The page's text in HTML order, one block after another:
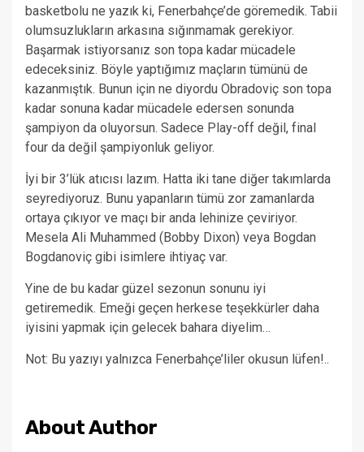
basketbolu ne yazık ki, Fenerbahçe’de göremedik. Tabii
olumsuzlukların arkasına sığınmamak gerekiyor.
Başarmak istiyorsanız son topa kadar mücadele
edeceksiniz. Böyle yaptığımız maçların tümünü de
kazanmıştık. Bunun için ne diyordu Obradoviç son topa
kadar sonuna kadar mücadele edersen sonunda
şampiyon da oluyorsun. Sadece Play-off değil, final
four da değil şampiyonluk geliyor.
İyi bir 3’lük atıcısı lazım. Hatta iki tane diğer takımlarda
seyrediyoruz. Bunu yapanların tümü zor zamanlarda
ortaya çıkıyor ve maçı bir anda lehinize çeviriyor.
Mesela Ali Muhammed (Bobby Dixon) veya Bogdan
Bogdanoviç gibi isimlere ihtiyaç var.
Yine de bu kadar güzel sezonun sonunu iyi
getiremedik. Emeği geçen herkese teşekkürler daha
iyisini yapmak için gelecek bahara diyelim…
Not: Bu yazıyı yalnızca Fenerbahçe’liler okusun lüfen!..
About Author